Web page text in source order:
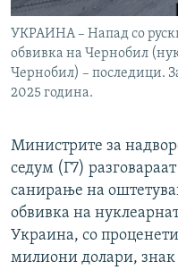
УКРАИНА – Напад со
обвивка на Чернобил
Чернобил) – последици.
2025 година.
Министрите за
седум (Г7)
санирање на
обвивка на
Украина, со
милиони долари, знак